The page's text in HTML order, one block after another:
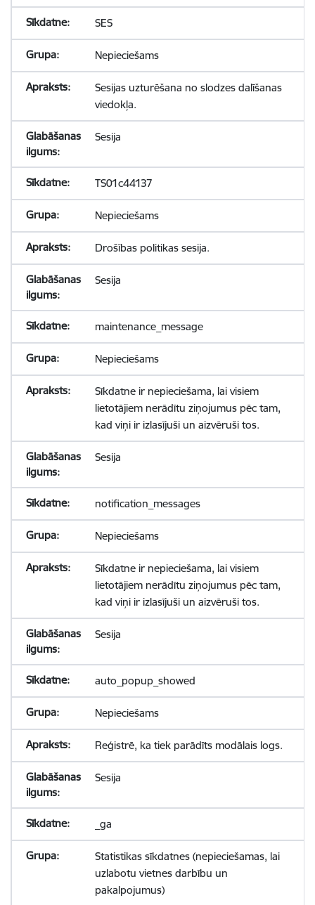
SES
Nepieciešams
Sesijas uzturēšana no slodzes dalīšanas
viedokļa.
Sesija
TS01c44137
Nepieciešams
Drošības politikas sesija.
Sesija
maintenance_message
Nepieciešams
Sīkdatne ir nepieciešama, lai visiem
lietotājiem nerādītu ziņojumus pēc tam,
kad viņi ir izlasījuši un aizvēruši tos.
Sesija
notification_messages
Nepieciešams
Sīkdatne ir nepieciešama, lai visiem
lietotājiem nerādītu ziņojumus pēc tam,
kad viņi ir izlasījuši un aizvēruši tos.
Sesija
auto_popup_showed
Nepieciešams
Reģistrē, ka tiek parādīts modālais logs.
Sesija
_ga
Statistikas sīkdatnes (nepieciešamas, lai
uzlabotu vietnes darbību un
pakalpojumus)